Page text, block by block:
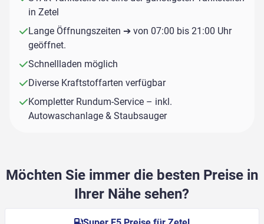
in Zetel
Lange Öffnungszeiten ➔ von 07:00 bis 21:00 Uhr
geöffnet.
Schnellladen möglich
Diverse Kraftstoffarten verfügbar
Kompletter Rundum-Service – inkl.
Autowaschanlage & Staubsauger
Möchten Sie immer die besten Preise in
Ihrer Nähe sehen?